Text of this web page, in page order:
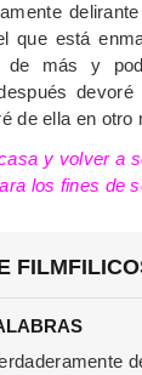
que está
de más y
de ella en otro
y volver a
los fines de